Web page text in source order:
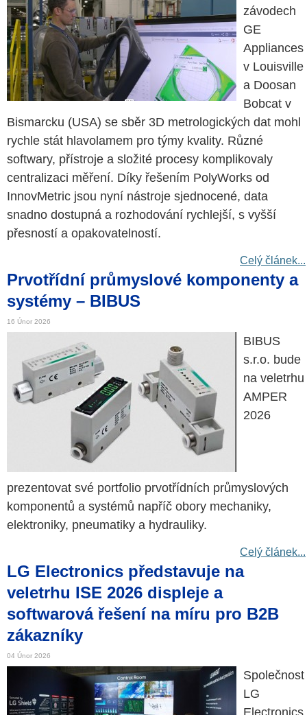
závodech
GE
Appliances
v Louisville
a Doosan
Bobcat v
Bismarcku (USA) se sběr 3D metrologických dat mohl
rychle stát hlavolamem pro týmy kvality. Různé
softwary, přístroje a složité procesy komplikovaly
centralizaci měření. Díky řešením PolyWorks od
InnovMetric jsou nyní nástroje sjednocené, data
snadno dostupná a rozhodování rychlejší, s vyšší
přesností a opakovatelností.
Celý článek...
Prvotřídní průmyslové komponenty a
systémy – BIBUS
16 Únor 2026
BIBUS
s.r.o. bude
na veletrhu
AMPER
2026
prezentovat své portfolio prvotřídních průmyslových
komponentů a systémů napříč obory mechaniky,
elektroniky, pneumatiky a hydrauliky.
Celý článek...
LG Electronics představuje na
veletrhu ISE 2026 displeje a
softwarová řešení na míru pro B2B
zákazníky
04 Únor 2026
Společnost
LG
Electronics